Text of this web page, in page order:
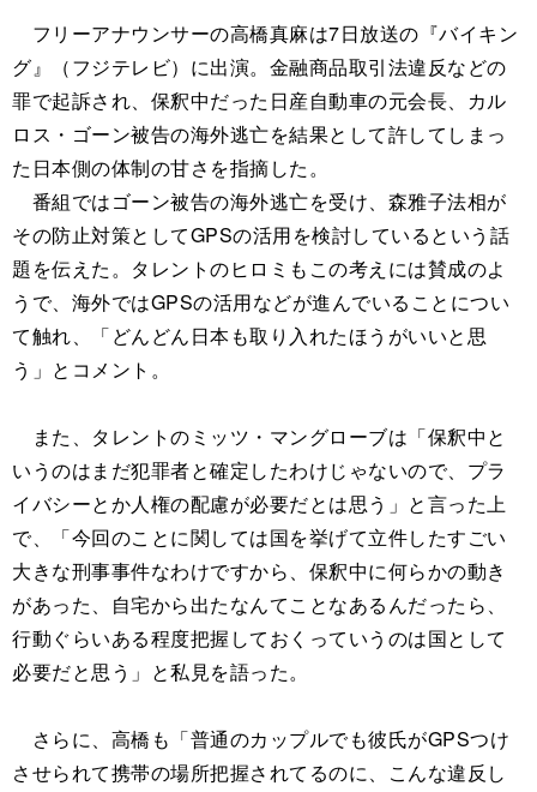
フリーアナウンサーの高橋真麻は7日放送の『バイキン
グ』（フジテレビ）に出演。金融商品取引法違反などの
罪で起訴され、保釈中だった日産自動車の元会長、カル
ロス・ゴーン被告の海外逃亡を結果として許してしまっ
た日本側の体制の甘さを指摘した。
番組ではゴーン被告の海外逃亡を受け、森雅子法相が
その防止対策としてGPSの活用を検討しているという話
題を伝えた。タレントのヒロミもこの考えには賛成のよ
うで、海外ではGPSの活用などが進んでいることについ
て触れ、「どんどん日本も取り入れたほうがいいと思
う」とコメント。
また、タレントのミッツ・マングローブは「保釈中と
いうのはまだ犯罪者と確定したわけじゃないので、プラ
イバシーとか人権の配慮が必要だとは思う」と言った上
で、「今回のことに関しては国を挙げて立件したすごい
大きな刑事事件なわけですから、保釈中に何らかの動き
があった、自宅から出たなんてことなあるんだったら、
行動ぐらいある程度把握しておくっていうのは国として
必要だと思う」と私見を語った。
さらに、高橋も「普通のカップルでも彼氏がGPSつけ
させられて携帯の場所把握されてるのに、こんな違反し